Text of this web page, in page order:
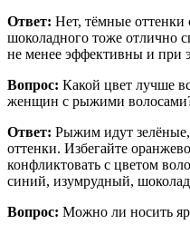
Ответ: Нет, тёмные оттенки
шоколадного тоже отлично
не менее эффективны и при
Вопрос: Какой цвет лучше
женщин с рыжими
Ответ: Рыжим идут
оттенки. Избегайте
конфликтовать с цветом
синий, изумрудный,
Вопрос: Можно ли носить